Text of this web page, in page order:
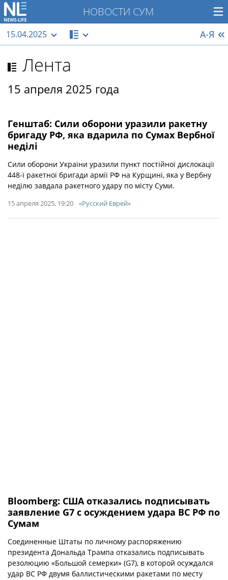
НОВОСТИ СУМ
15.04.2025 А-Я
Лента
15 апреля 2025 года
Генштаб: Сили оборони уразили ракетну
бригаду РФ, яка вдарила по Сумах Вербної
неділі
Сили оборони України уразили пункт постійної дислокації
448-ї ракетної бригади армії РФ на Курщині, яка у Вербну
неділю завдала ракетного удару по місту Суми.
15 апреля 2025, 19:20 «Русский Еврей»
Bloomberg: США отказались подписывать
заявление G7 с осуждением удара ВС РФ по
Сумам
Соединенные Штаты по личному распоряжению
президента Дональда Трампа отказались подписывать
резолюцию «Большой семерки» (G7), в которой осуждался
удар ВС РФ двумя баллистическими ракетами по месту